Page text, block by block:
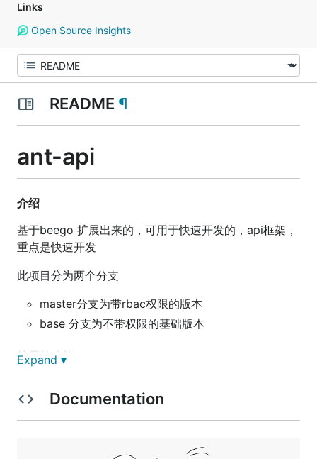
Links
Open Source Insights
README ¶
ant-api
介绍
基于beego 扩展出来的，可用于快速开发的，api框架，
重点是快速开发
此项目分为两个分支
master分支为带rbac权限的版本
base 分支为不带权限的基础版本
扩展的功能
码参考 utils/validation.go、utils/validation.go
Expand ▾
Documentation